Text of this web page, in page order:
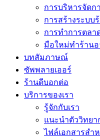
การบริหารจัดก
การสร้างระบบ
การทำการตลา
มือใหม่ทำร้านอ
บทสัมภาษณ์
ซัพพลายเออร์
ร้านดีบอกต่อ
บริการของเรา
รู้จักกับเรา
แนะนำตัววิทยา
ไฟล์เอกสารสำ